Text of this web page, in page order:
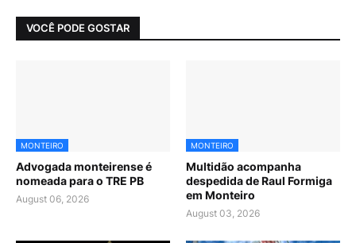
VOCÊ PODE GOSTAR
MONTEIRO
Advogada monteirense é
nomeada para o TRE PB
August 06, 2026
MONTEIRO
Multidão acompanha
despedida de Raul Formiga
em Monteiro
August 03, 2026